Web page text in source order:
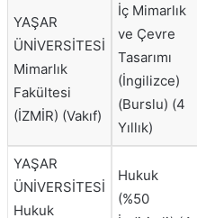
YAŞAR
ÜNİVERSİTESİ
Mimarlık
Fakültesi
(İZMİR) (Vakıf)
İç Mimarlık
ve Çevre
Tasarımı
(İngilizce)
(Burslu) (4
Yıllık)
YAŞAR
ÜNİVERSİTESİ
Hukuk
Hukuk
(%50